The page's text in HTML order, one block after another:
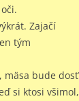
Zajačí
tým
mäsa bude dosť
si ktosi všimol,